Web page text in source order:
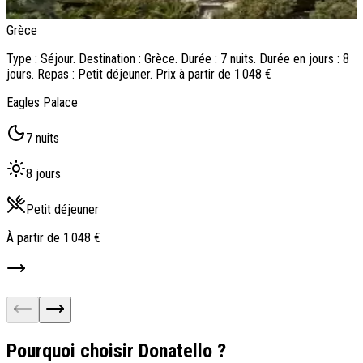
Grèce
Type : Séjour. Destination : Grèce. Durée : 7 nuits. Durée en jours : 8
jours. Repas : Petit déjeuner. Prix à partir de 1 048 €
Eagles Palace
7 nuits
8 jours
Petit déjeuner
À partir de 1 048 €
Pourquoi choisir Donatello ?